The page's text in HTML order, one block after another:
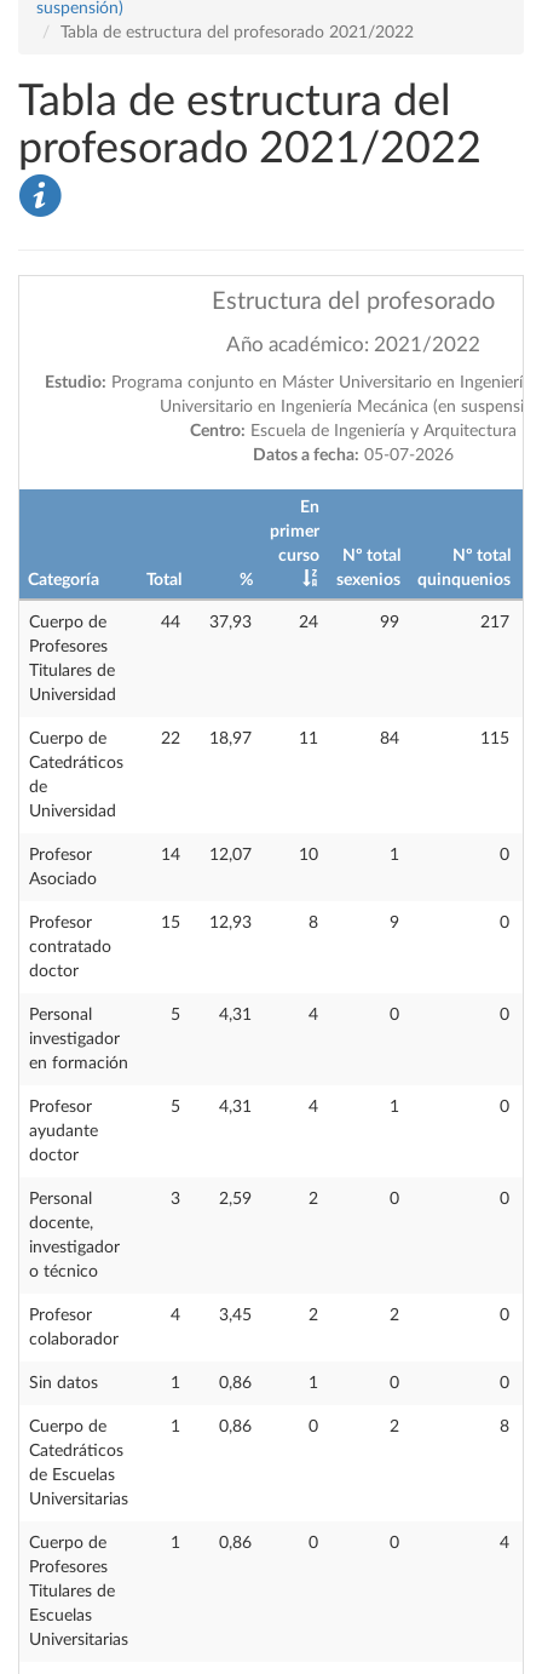
suspensión)
Tabla de estructura del profesorado 2021/2022
Tabla de estructura del
profesorado 2021/2022
Estructura del profesorado
Año académico: 2021/2022
Estudio: Programa conjunto en Máster Universitario en Ingeniería
Universitario en Ingeniería Mecánica (en
Centro: Escuela de Ingeniería y Arquitectura
Datos a fecha: 05-07-2026
Categoría Total %
En
primer
curso
Nº total
sexenios
Nº total
quinquenios
Cuerpo de
Profesores
Titulares de
Universidad
44 37,93 24 99 217
Cuerpo de
Catedráticos
de
Universidad
22 18,97 11 84 115
Profesor
Asociado
14 12,07 10 1 0
Profesor
contratado
doctor
15 12,93 8 9 0
Personal
investigador
en formación
5 4,31 4 0 0
Profesor
ayudante
doctor
5 4,31 4 1 0
Personal
docente,
investigador
o técnico
3 2,59 2 0 0
Profesor
colaborador
4 3,45 2 2 0
Sin datos 1 0,86 1 0 0
Cuerpo de
Catedráticos
de Escuelas
Universitarias
1 0,86 0 2 8
Cuerpo de
Profesores
Titulares de
Escuelas
Universitarias
1 0,86 0 0 4